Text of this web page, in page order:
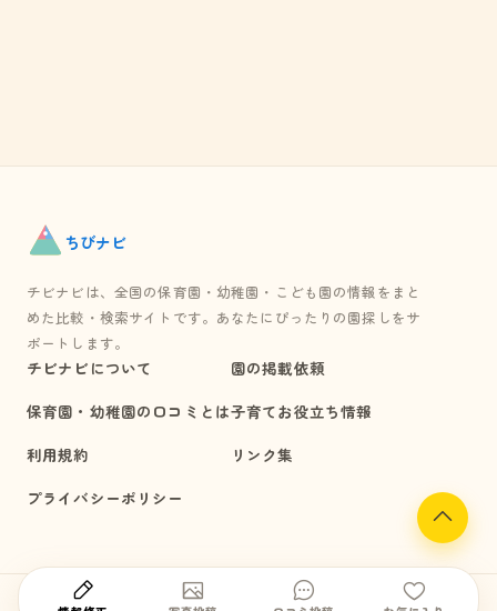
ちびナビ
チビナビは、全国の保育園・幼稚園・こども園の情報をまと
めた比較・検索サイトです。あなたにぴったりの園探しをサ
ポートします。
チビナビについて
保育園・幼稚園の口コミとは
利用規約
プライバシーポリシー
園の掲載依頼
子育てお役立ち情報
リンク集